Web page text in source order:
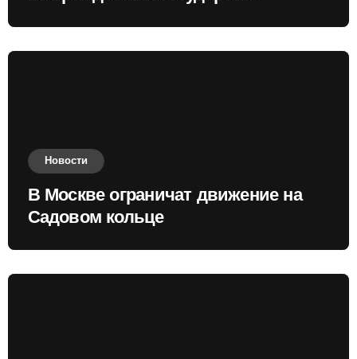
Новости
В Москве ограничат движение на
Садовом кольце